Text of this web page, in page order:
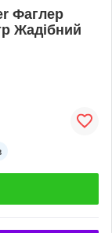
Фаглер
Жадібний